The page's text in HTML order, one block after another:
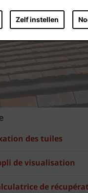
Zelf instellen
des tuiles
de visualisation
de